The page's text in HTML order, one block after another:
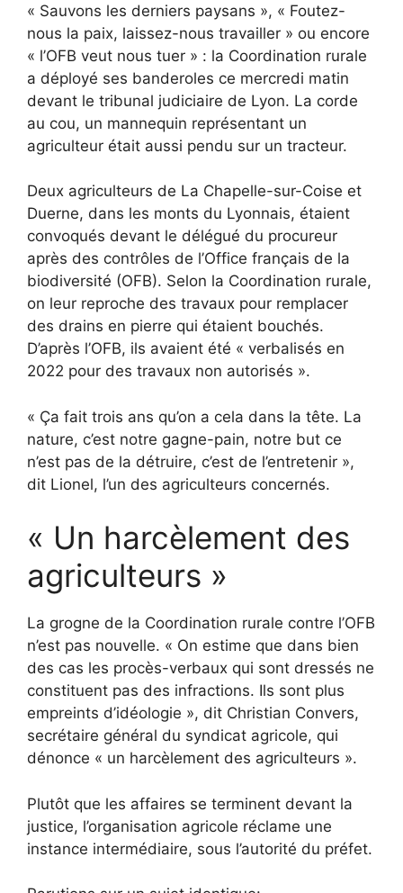
« Sauvons les derniers paysans », « Foutez-
nous la paix, laissez-nous travailler » ou encore
« l’OFB veut nous tuer » : la Coordination rurale
a déployé ses banderoles ce mercredi matin
devant le tribunal judiciaire de Lyon. La corde
au cou, un mannequin représentant un
agriculteur était aussi pendu sur un tracteur.
Deux agriculteurs de La Chapelle-sur-Coise et
Duerne, dans les monts du Lyonnais, étaient
convoqués devant le délégué du procureur
après des contrôles de l’Office français de la
biodiversité (OFB). Selon la Coordination rurale,
on leur reproche des travaux pour remplacer
des drains en pierre qui étaient bouchés.
D’après l’OFB, ils avaient été « verbalisés en
2022 pour des travaux non autorisés ».
« Ça fait trois ans qu’on a cela dans la tête. La
nature, c’est notre gagne-pain, notre but ce
n’est pas de la détruire, c’est de l’entretenir »,
dit Lionel, l’un des agriculteurs concernés.
« Un harcèlement des
agriculteurs »
La grogne de la Coordination rurale contre l’OFB
n’est pas nouvelle. « On estime que dans bien
des cas les procès-verbaux qui sont dressés ne
constituent pas des infractions. Ils sont plus
empreints d’idéologie », dit Christian Convers,
secrétaire général du syndicat agricole, qui
dénonce « un harcèlement des agriculteurs ».
Plutôt que les affaires se terminent devant la
justice, l’organisation agricole réclame une
instance intermédiaire, sous l’autorité du préfet.